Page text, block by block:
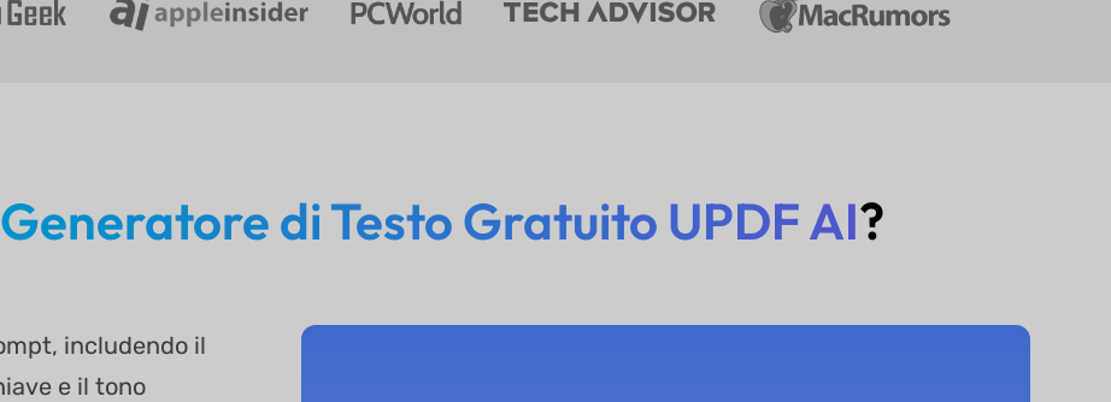
Generatore di Testo Gratuito UPDF AI?
includendo il
e il tono